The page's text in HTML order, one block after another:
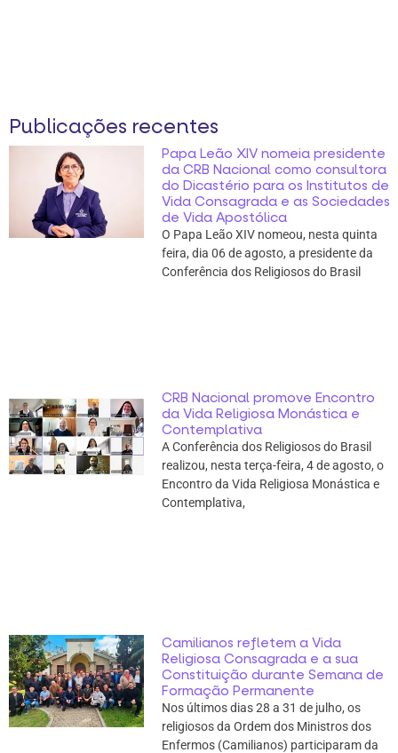
Publicações recentes
Papa Leão XIV nomeia presidente
da CRB Nacional como consultora
do Dicastério para os Institutos de
Vida Consagrada e as Sociedades
de Vida Apostólica
O Papa Leão XIV nomeou, nesta quinta
feira, dia 06 de agosto, a presidente da
Conferência dos Religiosos do Brasil
CRB Nacional promove Encontro
da Vida Religiosa Monástica e
Contemplativa
A Conferência dos Religiosos do Brasil
realizou, nesta terça-feira, 4 de agosto, o
Encontro da Vida Religiosa Monástica e
Contemplativa,
Camilianos refletem a Vida
Religiosa Consagrada e a sua
Constituição durante Semana de
Formação Permanente
Nos últimos dias 28 a 31 de julho, os
religiosos da Ordem dos Ministros dos
Enfermos (Camilianos) participaram da